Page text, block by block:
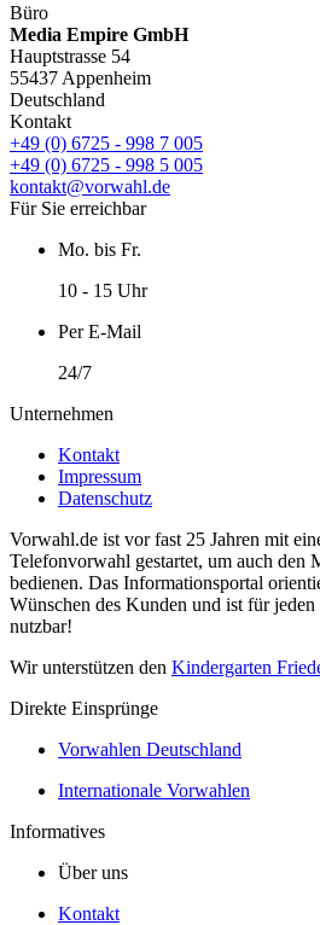
Büro
Media Empire GmbH
Hauptstrasse 54
55437 Appenheim
Deutschland
Kontakt
+49 (0) 6725 - 998 7 005
+49 (0) 6725 - 998 5 005
kontakt@vorwahl.de
Für Sie erreichbar
Mo. bis Fr.
10 - 15 Uhr
Per E-Mail
24/7
Unternehmen
Kontakt
Impressum
Datenschutz
Vorwahl.de ist vor fast 25 Jahren mit
Telefonvorwahl gestartet, um auch den
bedienen. Das Informationsportal
Wünschen des Kunden und ist für
nutzbar!
Wir unterstützen den Kindergarten
Direkte Einsprünge
Vorwahlen Deutschland
Internationale Vorwahlen
Informatives
Über uns
Kontakt